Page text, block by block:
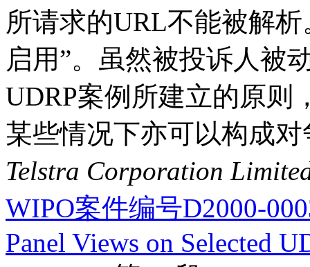
所请求的URL不能被解
启用”。虽然被投诉人被
UDRP案例所建立的原则
某些情况下亦可以构成
Telstra Corporation
WIPO案件编号D2000-
Panel Views on Selected